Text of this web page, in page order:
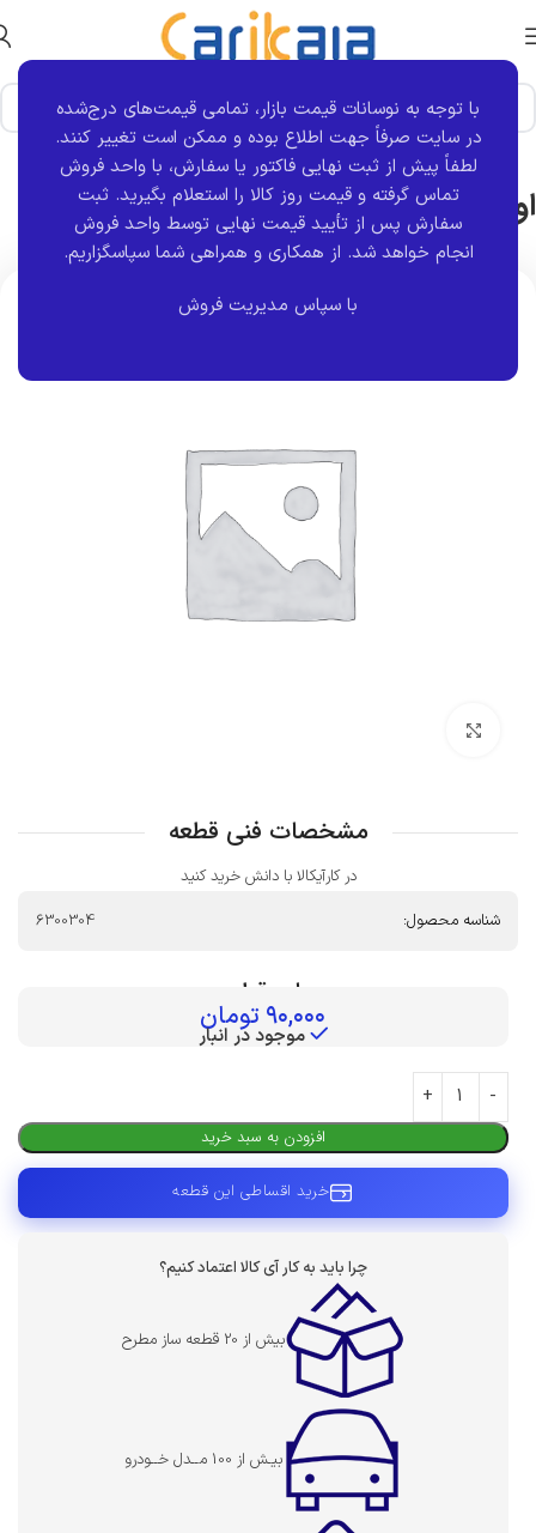
با توجه به نوسانات قیمت بازار، تمامی قیمت‌های درج‌شده
در سایت صرفاً جهت اطلاع بوده و ممکن است تغییر کنند.
لطفاً پیش از ثبت نهایی فاکتور یا سفارش، با واحد فروش
تماس گرفته و قیمت روز کالا را استعلام بگیرید. ثبت
سفارش پس از تأیید قیمت نهایی توسط واحد فروش
انجام خواهد شد. از همکاری و همراهی شما سپاسگزاریم.
با سپاس مدیریت فروش
خانه برند قطعه هلدینگ جزیره
اورینگ سوزن انژکتور 405 | جزیره
مشخصات فنی قطعه
در کارآیکالا با دانش خرید کنید
شناسه محصول:
6300304
بهای قطعه :
۹۰,۰۰۰ تومان
موجود در انبار
افزودن به سبد خرید
خرید اقساطی این قطعه
چرا باید به کار آی کالا اعتماد کنیم؟
بیش از 20 قطعه ساز مطرح
بیـش از 100 مــدل خــودرو